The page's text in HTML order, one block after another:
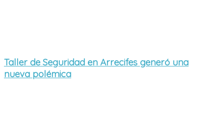
Taller de Seguridad en Arrecifes generó una
nueva polémica